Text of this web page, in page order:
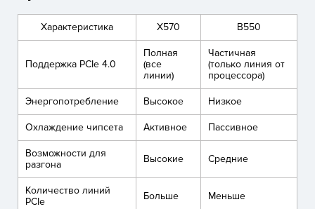
Характеристика X570 B550
Поддержка PCIe 4.0
Полная
(все
линии)
Частичная
(только линия от
процессора)
Энергопотребление Высокое Низкое
Охлаждение чипсета Активное Пассивное
Возможности для
разгона
Высокие Средние
Количество линий
PCIe
Больше Меньше